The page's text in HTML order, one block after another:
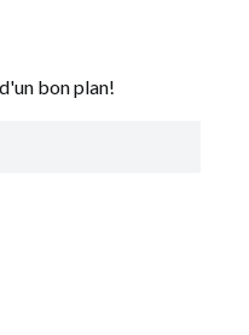
bon plan!